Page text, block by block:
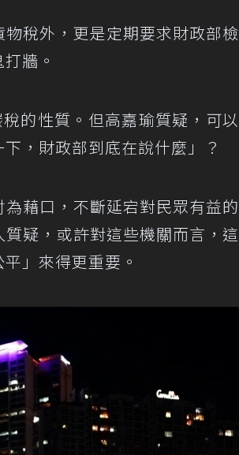
稅外，更是定期要求財政部檢
牆。
的性質。但高嘉瑜質疑，可以
，財政部到底在說什麼」？
藉口，不斷延宕對民眾有益的
疑，或許對這些機關而言，這
」來得更重要。